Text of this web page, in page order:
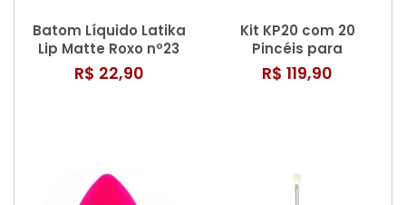
Batom Líquido Latika
Lip Matte Roxo nº23
R$ 22,90
Kit KP20 com 20
Pincéis para
Maquiagem –
Macrilan
R$ 119,90